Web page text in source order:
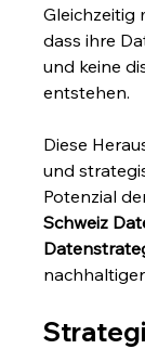
Gleichzeitig
dass ihre
und keine
entstehen.
Diese
und
Potenzial
Schweiz